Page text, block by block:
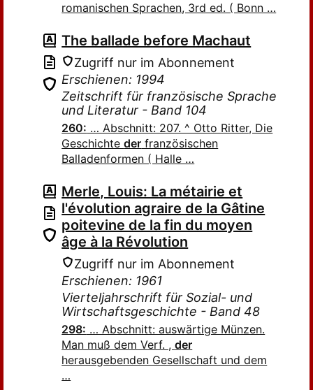
romanischen Sprachen, 3rd ed. ( Bonn …
The ballade before Machaut
Zugriff nur im Abonnement
Erschienen: 1994
Zeitschrift für französische Sprache
und Literatur - Band 104
260: … Abschnitt: 207. ^ Otto Ritter, Die
Geschichteder französischen
Balladenformen ( Halle …
Merle, Louis: La métairie et
l'évolution agraire de la Gâtine
poitevine de la fin du moyen
âge à la Révolution
Zugriff nur im Abonnement
Erschienen: 1961
Vierteljahrschrift für Sozial- und
Wirtschaftsgeschichte - Band 48
298: … Abschnitt: auswärtige Münzen.
Man muß dem Verf. ,der
herausgebenden Gesellschaft und dem
…